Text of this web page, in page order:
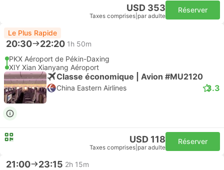
USD 353
Taxes comprises par adulte
Réserver
Le Plus Rapide
20:30 22:20 1h 50m
PKX Aéroport de Pékin-Daxing
XIY Xian Xianyang Aéroport
Classe économique | Avion #MU2120
China Eastern Airlines 3.3
USD 118
Taxes comprises par adulte
Réserver
21:00 23:15 2h 15m